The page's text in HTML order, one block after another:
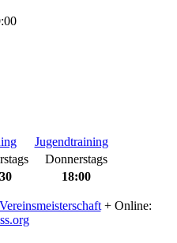
Jugendtraining
Donnerstags
18:00
Vereinsmeisterschaft + Online: